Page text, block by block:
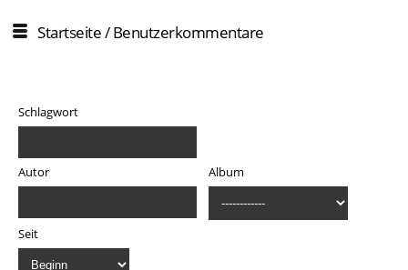
Startseite/ Benutzerkommentare
Schlagwort
Autor Album
Seit